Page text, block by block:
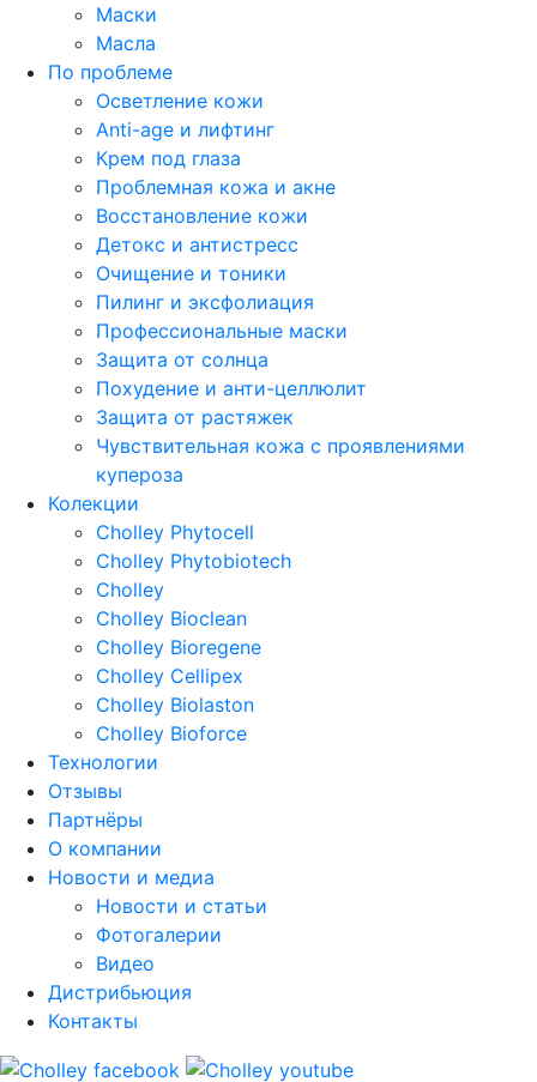
Маски
Масла
По проблеме
Осветление кожи
Anti-age и лифтинг
Крем под глаза
Проблемная кожа и акне
Восстановление кожи
Детокс и антистресс
Очищение и тоники
Пилинг и эксфолиация
Профессиональные маски
Защита от солнца
Похудение и анти-целлюлит
Защита от растяжек
Чувствительная кожа с проявлениями
купероза
Колекции
Cholley Phytocell
Cholley Phytobiotech
Cholley
Cholley Bioclean
Cholley Bioregene
Cholley Cellipex
Cholley Biolaston
Cholley Bioforce
Технологии
Отзывы
Партнёры
О компании
Новости и медиа
Новости и статьи
Фотогалерии
Видео
Дистрибьюция
Контакты